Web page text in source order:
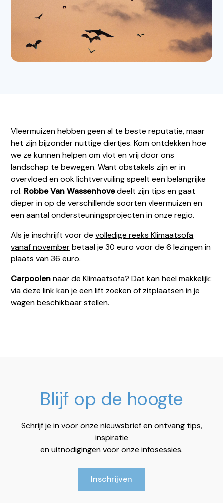
Vleermuizen hebben geen al te beste reputatie, maar
het zijn bijzonder nuttige diertjes. Kom ontdekken hoe
we ze kunnen helpen om vlot en vrij door ons
landschap te bewegen. Want obstakels zijn er in
overvloed en ook lichtvervuiling speelt een belangrijke
rol. Robbe Van Wassenhovedeelt zijn tips en gaat
dieper in op de verschillende soorten vleermuizen en
een aantal ondersteuningsprojecten in onze regio.
Als je inschrijft voor devolledige reeks Klimaatsofa
vanaf novemberbetaal je 30 euro voor de 6 lezingen in
plaats van 36 euro.
Carpoolennaar de Klimaatsofa? Dat kan heel makkelijk:
viadeze linkkan je een lift zoeken of zitplaatsen in je
wagen beschikbaar stellen.
Blijf op de hoogte
Schrijf je in voor onze nieuwsbrief en ontvang tips,
inspiratie
en uitnodigingen voor onze infosessies.
Inschrijven